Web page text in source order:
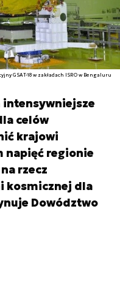
GSAT-18 w zakładach ISRO w Bengaluru
intensywniejsze
celów
krajowi
napięć regionie
rzecz
kosmicznej dla
Dowództwo